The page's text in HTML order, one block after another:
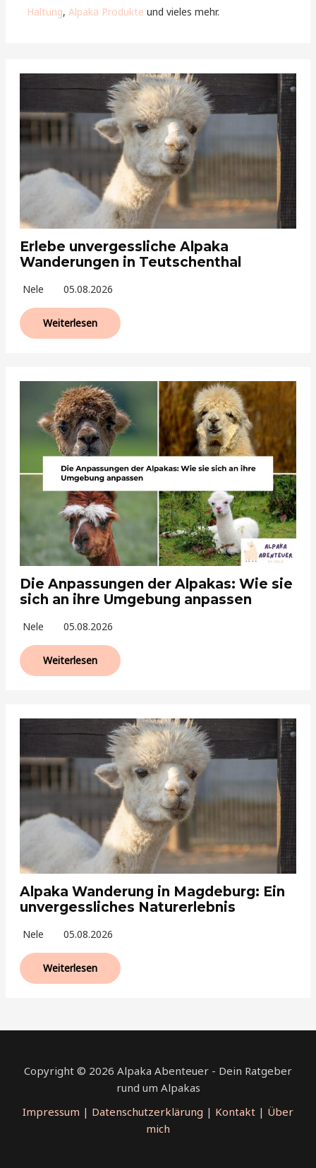
Haltung,Alpaka Produkte und vieles mehr.
Erlebe unvergessliche Alpaka
Wanderungen in Teutschenthal
Nele 05.08.2026
Weiterlesen
Die Anpassungen der Alpakas: Wie sie
sich an ihre Umgebung anpassen
Nele 05.08.2026
Weiterlesen
Alpaka Wanderung in Magdeburg: Ein
unvergessliches Naturerlebnis
Nele 05.08.2026
Weiterlesen
Copyright © 2026 Alpaka Abenteuer - Dein Ratgeber
rund um Alpakas
Impressum | Datenschutzerklärung | Kontakt | Über
mich